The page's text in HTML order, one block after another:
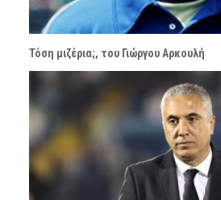
Τόση μιζέρια;, του Γιώργου Αρκουλή